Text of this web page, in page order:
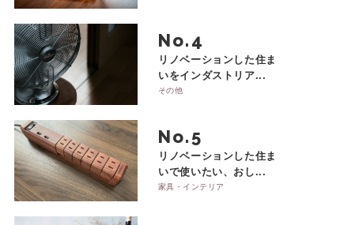
No.
リノベーションした住ま
いをインダストリア...
その他
No.
リノベーションした住ま
いで使いたい、おし...
家具・インテリア